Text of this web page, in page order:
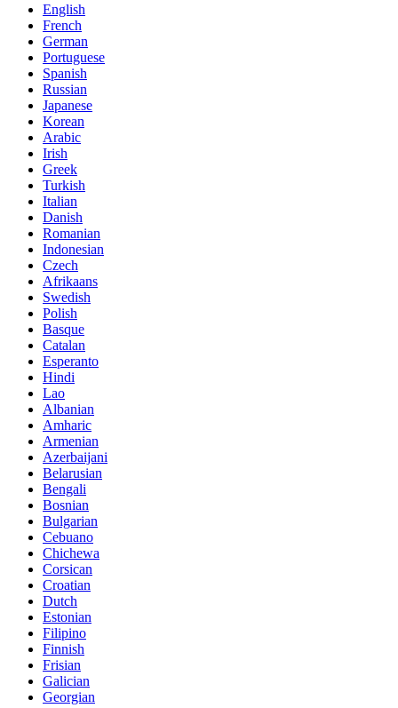
English
French
German
Portuguese
Spanish
Russian
Japanese
Korean
Arabic
Irish
Greek
Turkish
Italian
Danish
Romanian
Indonesian
Czech
Afrikaans
Swedish
Polish
Basque
Catalan
Esperanto
Hindi
Lao
Albanian
Amharic
Armenian
Azerbaijani
Belarusian
Bengali
Bosnian
Bulgarian
Cebuano
Chichewa
Corsican
Croatian
Dutch
Estonian
Filipino
Finnish
Frisian
Galician
Georgian